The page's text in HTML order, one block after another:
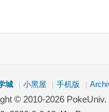
城 小黑屋 手机版
© 2010-2026